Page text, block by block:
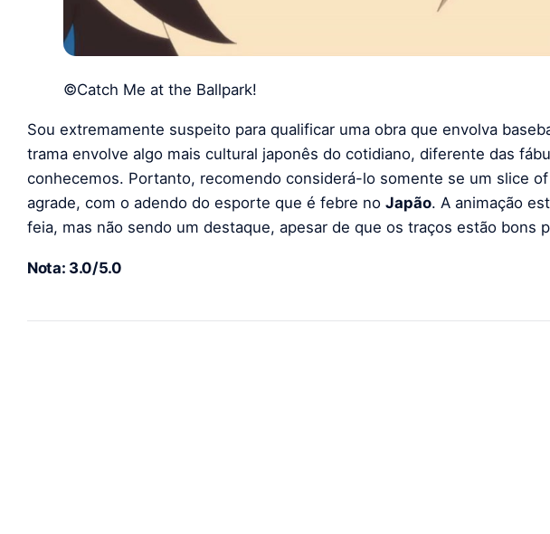
©Catch Me at the Ballpark!
Sou extremamente suspeito para qualificar uma obra que envolva
trama envolve algo mais cultural japonês do cotidiano, diferente das
conhecemos. Portanto, recomendo considerá-lo somente se um slice
agrade, com o adendo do esporte que é febre no Japão. A animação
feia, mas não sendo um destaque, apesar de que os traços estão bons
Nota: 3.0/5.0